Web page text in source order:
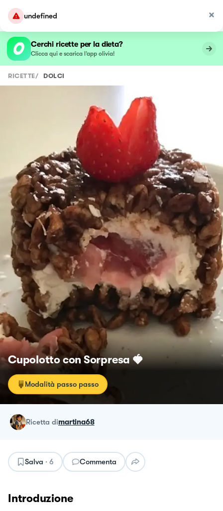
undefined
Cerchi ricette per la dieta?
Clicca qui e scarica l’app olivia!
RICETTE/ DOLCI
Cupolotto con Sorpresa 🍓
Modalità passo passo
ricetta dimartina68
Salva · 6 Commenta
Introduzione